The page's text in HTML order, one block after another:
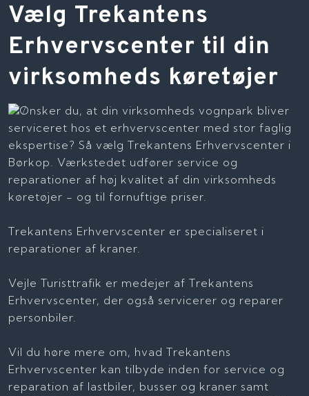
​Vælg Trekantens
Erhvervscenter til din
virksomheds køretøjer
Ønsker du, at din virksomheds vognpark bliver
serviceret hos et erhvervscenter med stor faglig
ekspertise? Så vælg Trekantens Erhvervscenter i
Børkop. Værkstedet udfører service og
reparationer af høj kvalitet af din virksomheds
køretøjer - og til fornuftige priser.
Trekantens Erhvervscenter er specialiseret i
reparationer af kraner.
Vejle Turisttrafik er medejer af Trekantens
Erhvervscenter, der også servicerer og reparer
personbiler.
Vil du høre mere om, hvad Trekantens
Erhvervscenter kan tilbyde inden for service og
reparation af lastbiler, busser og kraner samt